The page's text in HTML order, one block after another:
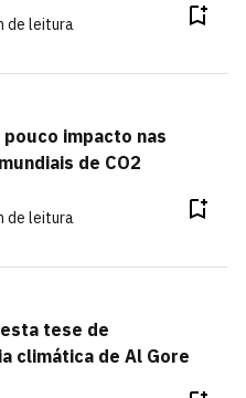
de leitura
impacto nas
de CO2
de leitura
tese de
climática de Al Gore